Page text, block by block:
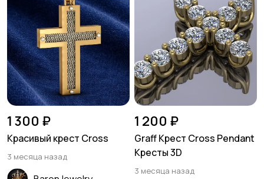
1 300 ₽
Красивый крест Cross
3 месяца назад
1 200 ₽
Graff Крест Cross Pendant
Кресты 3D
3 месяца назад